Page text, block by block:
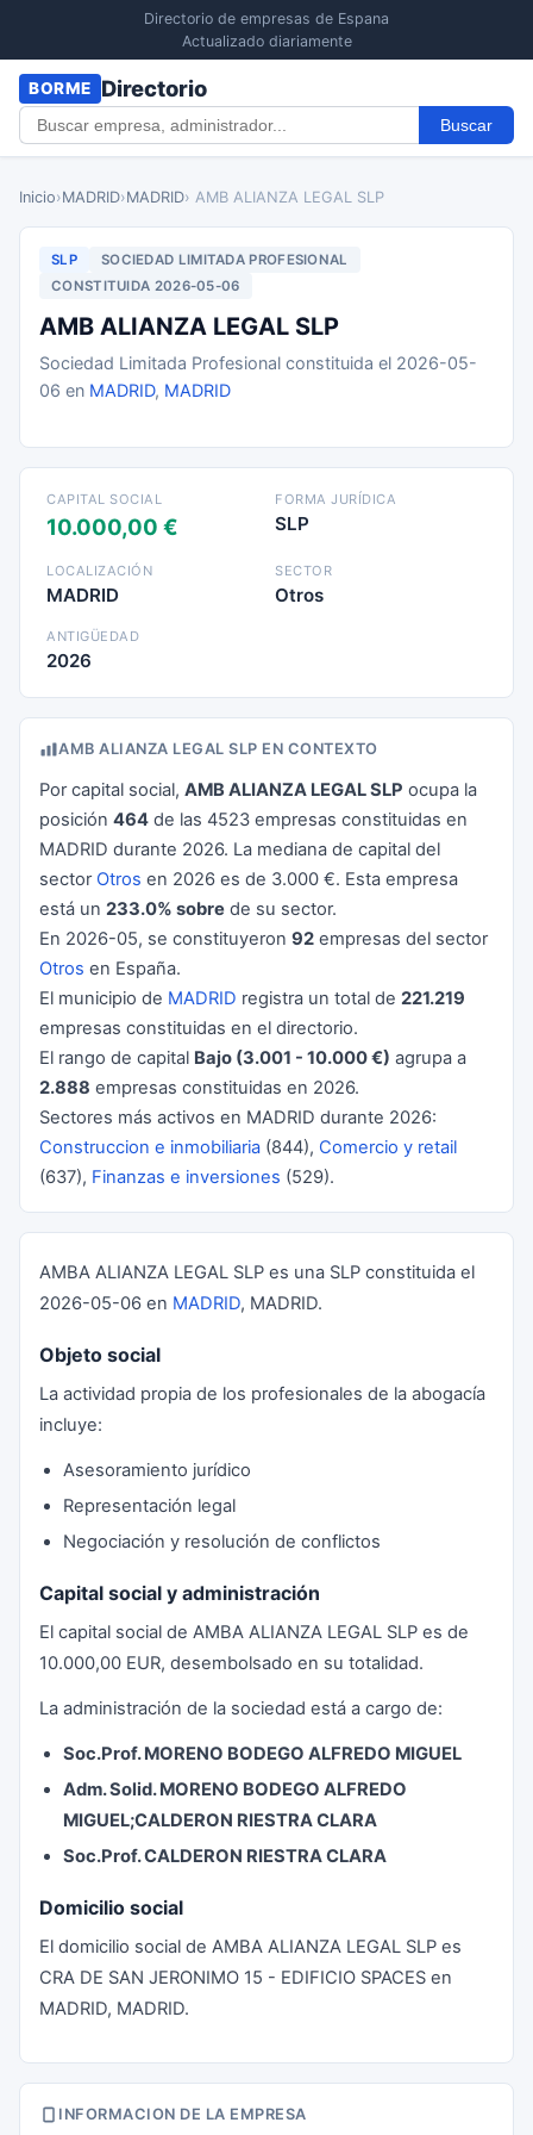
Directorio de empresas de Espana
Actualizado diariamente
BORME Directorio
Buscar
Inicio›MADRID›MADRID› AMB ALIANZA LEGAL SLP
SLP
SOCIEDAD LIMITADA PROFESIONAL
CONSTITUIDA 2026-05-06
AMB ALIANZA LEGAL SLP
Sociedad Limitada Profesional constituida el 2026-05-
06 en MADRID, MADRID
CAPITAL SOCIAL
10.000,00 €
FORMA JURÍDICA
SLP
LOCALIZACIÓN
MADRID
SECTOR
Otros
ANTIGÜEDAD
2026
AMB ALIANZA LEGAL SLP EN CONTEXTO
Por capital social, AMB ALIANZA LEGAL SLP ocupa la
posición 464 de las 4523 empresas constituidas en
MADRID durante 2026. La mediana de capital del
sector Otros en 2026 es de 3.000 €. Esta empresa
está un 233.0% sobre de su sector.
En 2026-05, se constituyeron 92 empresas del sector
Otros en España.
El municipio de MADRID registra un total de 221.219
empresas constituidas en el directorio.
El rango de capital Bajo (3.001 - 10.000 €) agrupa a
2.888 empresas constituidas en 2026.
Sectores más activos en MADRID durante 2026:
Construccion e inmobiliaria (844), Comercio y retail
(637), Finanzas e inversiones (529).
AMBA ALIANZA LEGAL SLP es una SLP constituida el
2026-05-06 en MADRID, MADRID.
Objeto social
La actividad propia de los profesionales de la abogacía
incluye:
Asesoramiento jurídico
Representación legal
Negociación y resolución de conflictos
Capital social y administración
El capital social de AMBA ALIANZA LEGAL SLP es de
10.000,00 EUR, desembolsado en su totalidad.
La administración de la sociedad está a cargo de:
Soc.Prof. MORENO BODEGO ALFREDO MIGUEL
Adm. Solid. MORENO BODEGO ALFREDO
MIGUEL;CALDERON RIESTRA CLARA
Soc.Prof. CALDERON RIESTRA CLARA
Domicilio social
El domicilio social de AMBA ALIANZA LEGAL SLP es
CRA DE SAN JERONIMO 15 - EDIFICIO SPACES en
MADRID, MADRID.
INFORMACION DE LA EMPRESA